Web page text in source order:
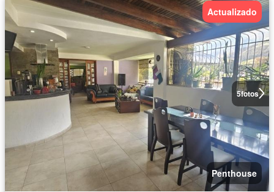
5fotos
Actualizado
Penthouse